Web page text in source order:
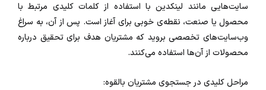
سایت‌هایی مانند لینکدین با استفاده از کلمات کلیدی مرتبط با
محصول یا صنعت، نقطه‌ی خوبی برای آغاز است. پس از آن، به سراغ
وب‌سایت‌های تخصصی بروید که مشتریان هدف برای تحقیق درباره
محصولات از آن‌ها استفاده می‌کنند.
مراحل کلیدی در جستجوی مشتریان بالقوه: